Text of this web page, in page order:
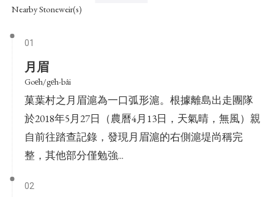
Nearby Stoneweir(s)
01
月眉
Goe̍h/ge̍h-bâi
菓葉村之月眉滬為一口弧形滬。根據離島出走團隊
於2018年5月27日（農曆4月13日，天氣晴，無風）親
自前往踏查記錄，發現月眉滬的右側滬堤尚稱完
整，其他部分僅勉強...
02